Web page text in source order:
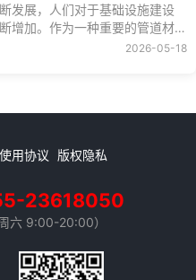
风格和美感。
发展，人们对于基础设施建设
增加。作为一种重要的管道材
球墨铸铁管在市政工程、建筑工
迎来新的发展机遇。
2026-05-18
使用协议 版权隐私
23618050
六 9:00-20:00）